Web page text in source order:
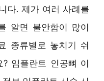
다. 제가 여러 사례를
알면 불안함이 많이
종류별로 놓치기 쉬
임플란트 인공뼈 이